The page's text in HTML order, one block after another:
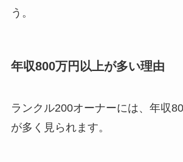
う。
年収800万円以上が多い理由
ランクル200オーナーには、年収
が多く見られます。